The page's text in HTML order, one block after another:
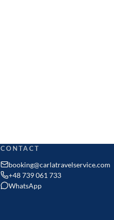
CONTACT
booking@carlatravelservice.com
+48 739 061 733
WhatsApp